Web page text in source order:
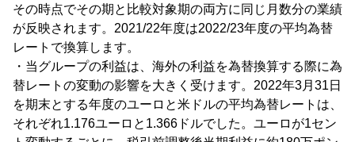
その時点でその期と比較対象期の両方に同じ月数分の業績
が反映されます。2021/22年度は2022/23年度の平均為替
レートで換算します。
・当グループの利益は、海外の利益を為替換算する際に為
替レートの変動の影響を大きく受けます。2022年3月31日
を期末とする年度のユーロと米ドルの平均為替レートは、
それぞれ1.176ユーロと1.366ドルでした。ユーロが1セン